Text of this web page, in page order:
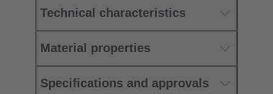
Technical characteristics
Material properties
Specifications and approvals